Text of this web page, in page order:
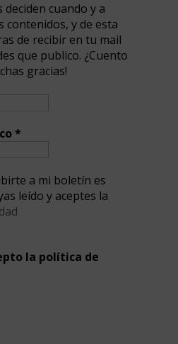
deciden cuando y a
contenidos, y de esta
de recibir en tu mail
que publico. ¿Cuento
gracias!
*
a mi boletín es
leído y aceptes la
la política de